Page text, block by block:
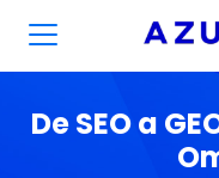
De SEO a